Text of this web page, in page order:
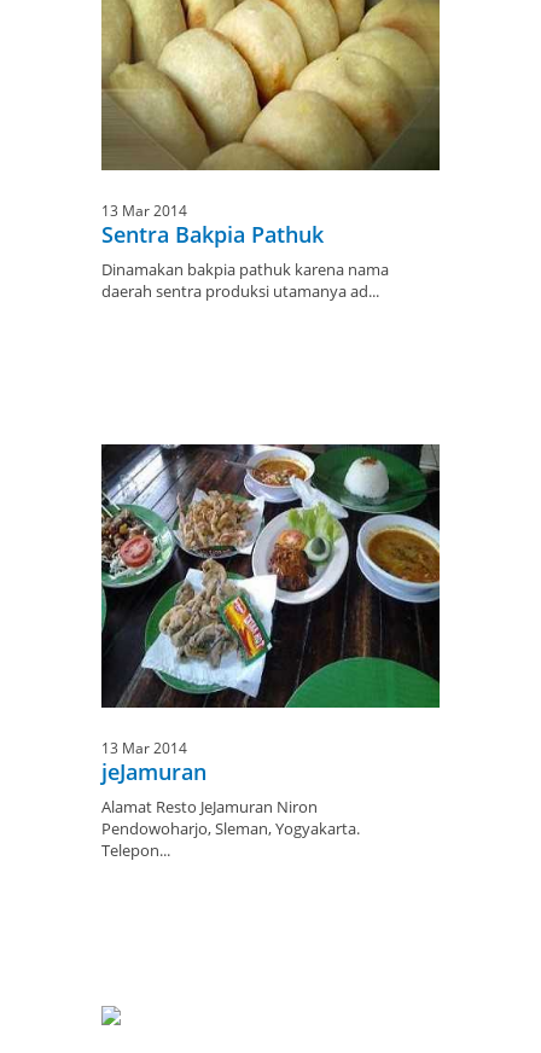
13 Mar 2014
Sentra Bakpia Pathuk
Dinamakan bakpia pathuk karena nama
daerah sentra produksi utamanya ad...
13 Mar 2014
jeJamuran
Alamat Resto JeJamuran Niron
Pendowoharjo, Sleman, Yogyakarta.
Telepon...